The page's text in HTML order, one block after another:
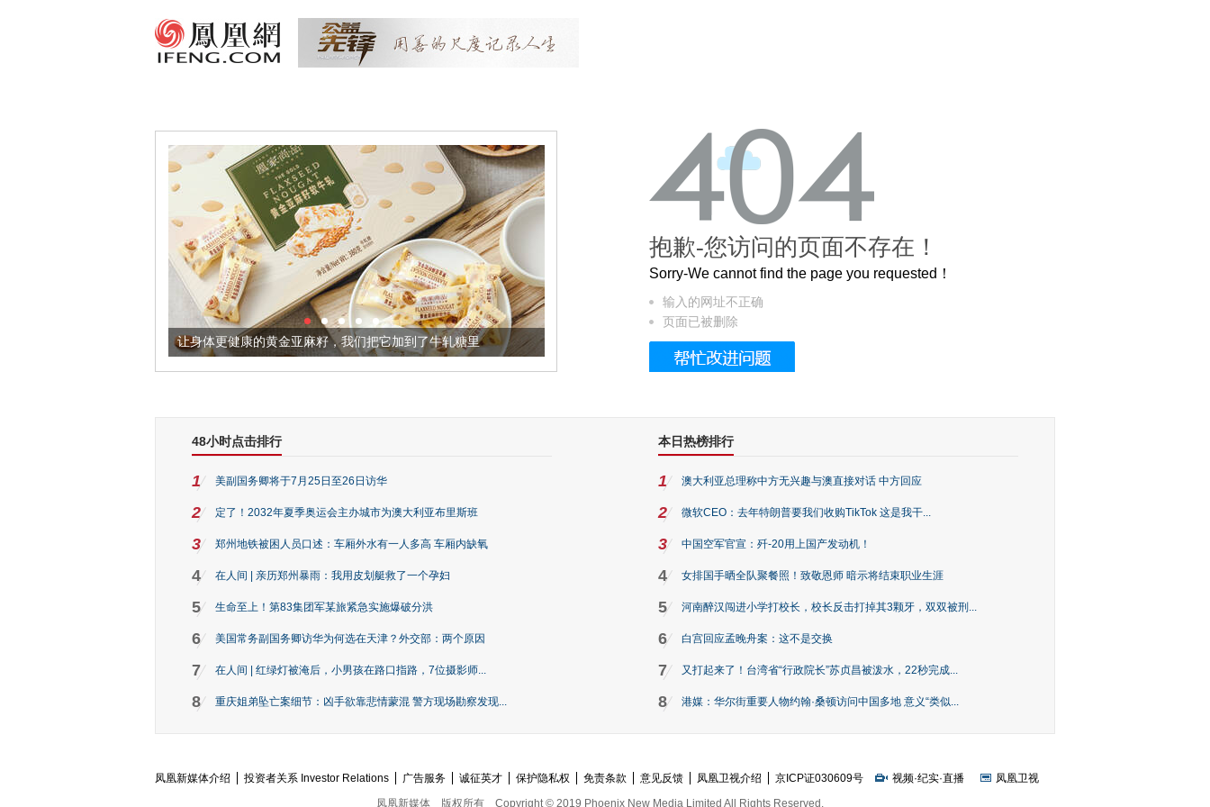
让身体更健康的黄金亚麻籽，我们把它加到了牛轧糖里 被列入佛家七宝的它到底有多美？
抱歉-您访问的页面不存在！
Sorry-We cannot find the page you requested！
输入的网址不正确
页面已被删除
48小时点击排行
1 美副国务卿将于7月25日至26日访华
2 定了！2032年夏季奥运会主办城市为澳大利亚布里斯班
3 郑州地铁被困人员口述：车厢外水有一人多高 车厢内缺氧
4 在人间 | 亲历郑州暴雨：我用皮划艇救了一个孕妇
5 生命至上！第83集团军某旅紧急实施爆破分洪
6 美国常务副国务卿访华为何选在天津？外交部：两个原因
7 在人间 | 红绿灯被淹后，小男孩在路口指路，7位摄影师...
8 重庆姐弟坠亡案细节：凶手欲靠悲情蒙混 警方现场勘察发现...
本日热榜排行
1 澳大利亚总理称中方无兴趣与澳直接对话 中方回应
2 微软CEO：去年特朗普要我们收购TikTok 这是我干...
3 中国空军官宣：歼-20用上国产发动机！
4 女排国手晒全队聚餐照！致敬恩师 暗示将结束职业生涯
5 河南醉汉闯进小学打校长，校长反击打掉其3颗牙，双双被刑...
6 白宫回应孟晚舟案：这不是交换
7 又打起来了！台湾省“行政院长”苏贞昌被泼水，22秒完成...
8 港媒：华尔街重要人物约翰·桑顿访问中国多地 意义“类似...
凤凰新媒体介绍 投资者关系 Investor Relations 广告服务 诚征英才 保护隐私权 免责条款 意见反馈 凤凰卫视介绍 京ICP证030609号 视频·纪实·直播
凤凰卫视
凤凰新媒体
版权所有 Copyright © 2019 Phoenix New Media Limited All Rights Reserved.